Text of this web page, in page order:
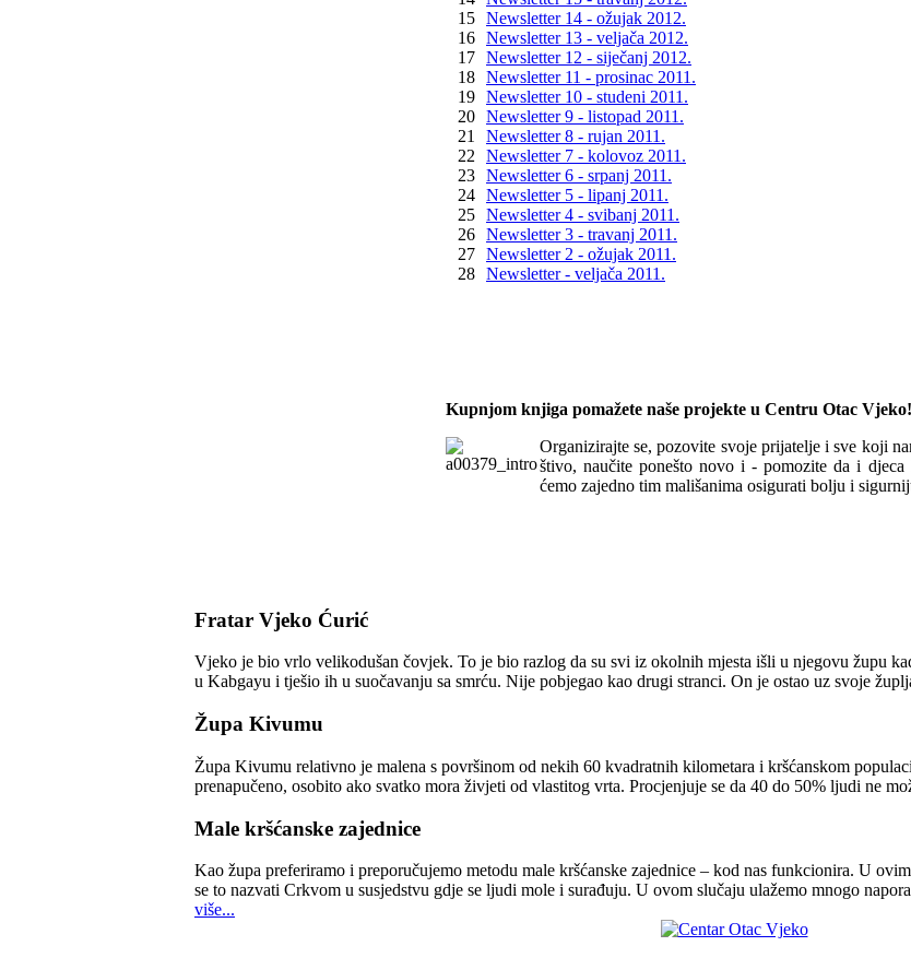
15
Newsletter 14 - ožujak 2012.
16
Newsletter 13 - veljača 2012.
17
Newsletter 12 - siječanj 2012.
18
Newsletter 11 - prosinac 2011.
19
Newsletter 10 - studeni 2011.
20
Newsletter 9 - listopad 2011.
21
Newsletter 8 - rujan 2011.
22
Newsletter 7 - kolovoz 2011.
23
Newsletter 6 - srpanj 2011.
24
Newsletter 5 - lipanj 2011.
25
Newsletter 4 - svibanj 2011.
26
Newsletter 3 - travanj 2011.
27
Newsletter 2 - ožujak 2011.
28
Newsletter - veljača 2011.
Kupnjom knjiga pomažete naše projekte u Centru Otac Vjeko!
Organizirajte se, pozovite svoje prijatelje i sve koji
štivo, naučite ponešto novo i - pomozite da i
ćemo zajedno tim mališanima osigurati bolju i
Fratar Vjeko Ćurić
Vjeko je bio vrlo velikodušan čovjek. To je bio razlog da su svi iz okolnih mjesta išli u njegovu župu
u Kabgayu i tješio ih u suočavanju sa smrću. Nije pobjegao kao drugi stranci. On je ostao uz svoje
Župa Kivumu
Župa Kivumu relativno je malena s površinom od nekih 60 kvadratnih kilometara i kršćanskom
prenapučeno, osobito ako svatko mora živjeti od vlastitog vrta. Procjenjuje se da 40 do 50% ljudi ne
Male kršćanske zajednice
Kao župa preferiramo i preporučujemo metodu male kršćanske zajednice – kod nas funkcionira. U
se to nazvati Crkvom u susjedstvu gdje se ljudi mole i surađuju. U ovom slučaju ulažemo mnogo
više...